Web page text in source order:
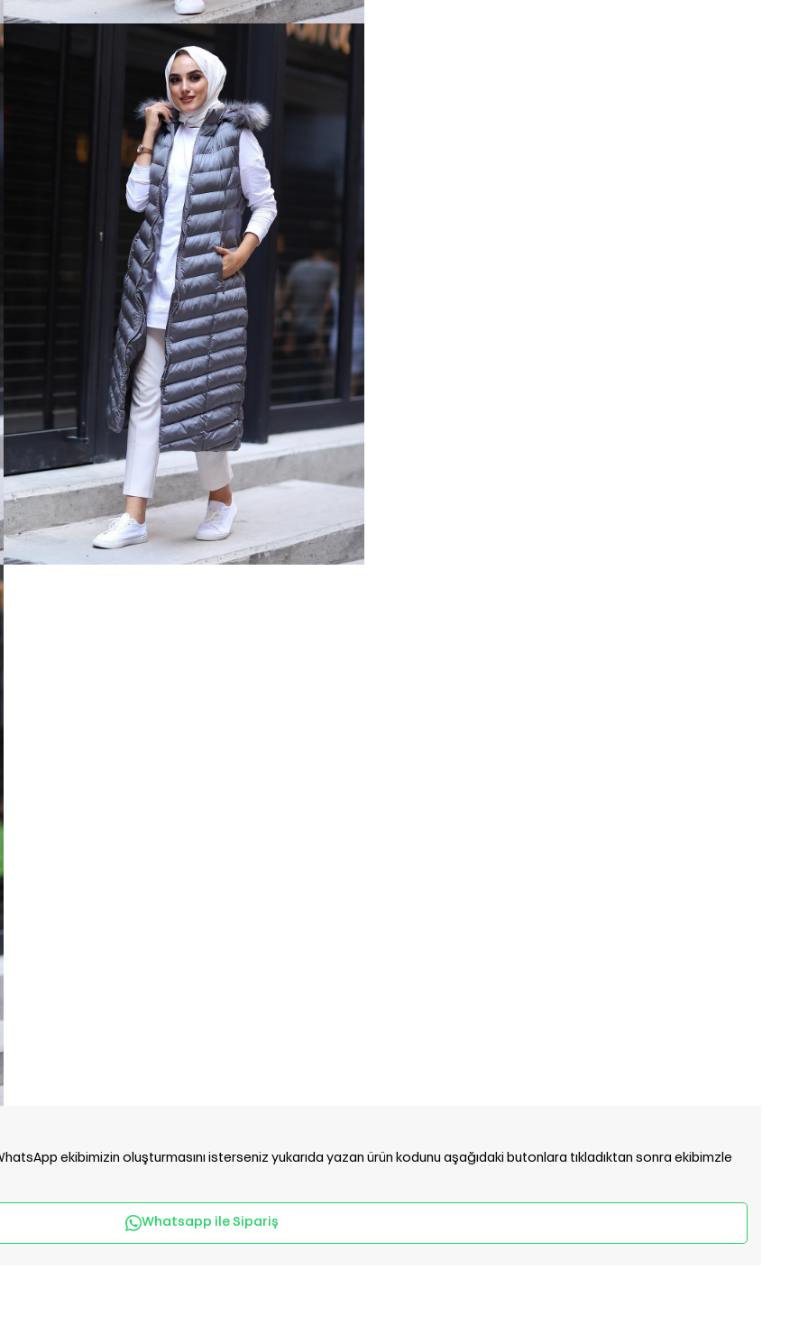
ekibimizin oluşturmasını isterseniz yukarıda yazan ürün kodunu aşağıdaki butonlara tıkladıktan sonra ekibimzle
Whatsapp ile Sipariş